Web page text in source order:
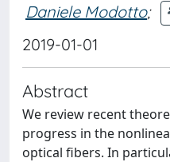
Daniele Modotto;
2019-01-01
Abstract
We review recent
progress in the
optical fibers. In